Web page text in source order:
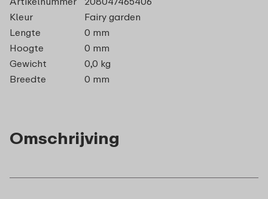
Omschrijving
Kleur
Fairy garden
Lengte
0 mm
Hoogte
0 mm
Gewicht
0,0 kg
Breedte
0 mm